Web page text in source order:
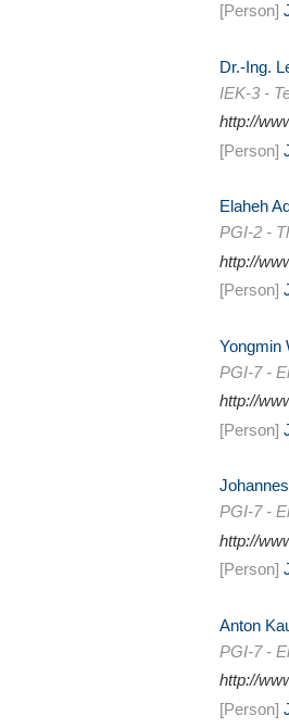
[Person]
Dr.-Ing.
IEK-3 -
http://
[Person]
Elaheh
PGI-2 -
http://
[Person]
Yongmin
PGI-7 -
http://
[Person]
PGI-7 -
http://
[Person]
Anton
PGI-7 -
http://
[Person]